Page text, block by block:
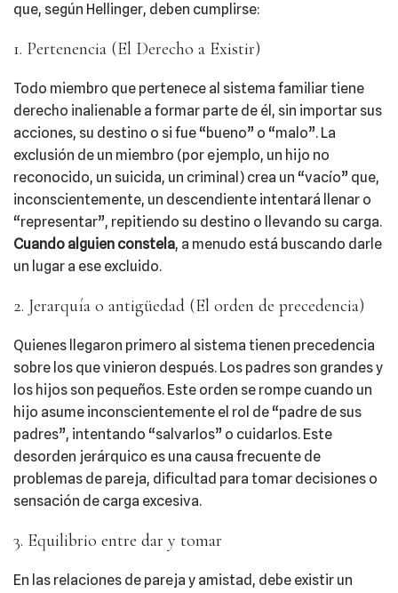
que, según Hellinger, deben cumplirse:
1. Pertenencia (El Derecho a Existir)
Todo miembro que pertenece al sistema familiar tiene
derecho inalienable a formar parte de él, sin importar sus
acciones, su destino o si fue “bueno” o “malo”. La
exclusión de un miembro (por ejemplo, un hijo no
reconocido, un suicida, un criminal) crea un “vacío” que,
inconscientemente, un descendiente intentará llenar o
“representar”, repitiendo su destino o llevando su carga.
Cuando alguien constela, a menudo está buscando darle
un lugar a ese excluido.
2. Jerarquía o antigüedad (El orden de precedencia)
Quienes llegaron primero al sistema tienen precedencia
sobre los que vinieron después. Los padres son grandes y
los hijos son pequeños. Este orden se rompe cuando un
hijo asume inconscientemente el rol de “padre de sus
padres”, intentando “salvarlos” o cuidarlos. Este
desorden jerárquico es una causa frecuente de
problemas de pareja, dificultad para tomar decisiones o
sensación de carga excesiva.
3. Equilibrio entre dar y tomar
En las relaciones de pareja y amistad, debe existir un